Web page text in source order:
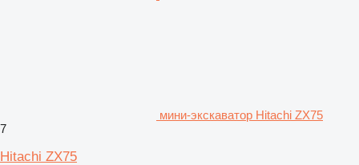
мини-экскаватор Hitachi ZX75
7
Hitachi ZX75